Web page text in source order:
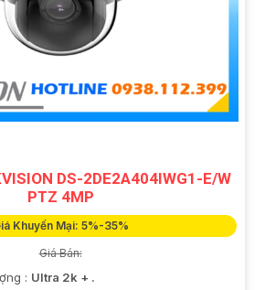
DS-2DE2A404IWG1-E/W
PTZ 4MP
Khuyến Mại: 5%-35%
Giá Bán:
: Ultra 2k + .